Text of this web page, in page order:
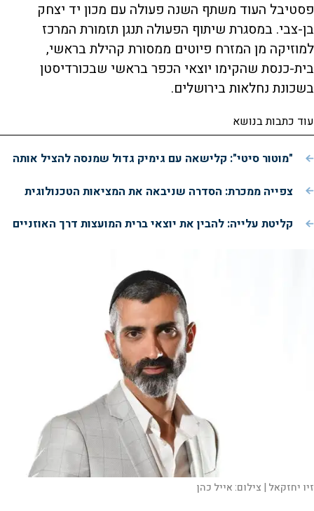
פסטיבל העוד משתף השנה פעולה עם מכון יד יצחק
בן-צבי. במסגרת שיתוף הפעולה תנגן תזמורת המרכז
למוזיקה מן המזרח פיוטים ממסורת קהילת בראשי,
בית-כנסת שהקימו יוצאי הכפר בראשי שבכורדיסטן
בשכונת נחלאות בירושלים.
עוד כתבות בנושא
"מוטור סיטי": קלישאה עם גימיק גדול שמנסה להציל אותה
צפייה ממכרת: הסדרה שניבאה את המציאות הטכנולוגית
קליטת עלייה: להבין את יוצאי ברית המועצות דרך האוזניים
זיו יחזקאל | צילום:אייל כהן